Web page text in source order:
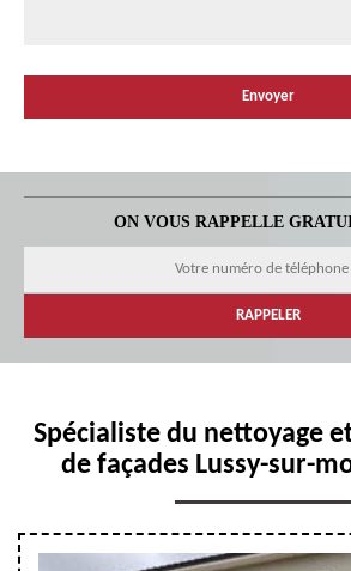
ON VOUS RAPPELLE
Spécialiste du nettoyage
de façades Lussy-sur-